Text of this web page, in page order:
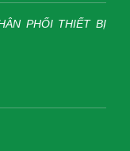
PHỐI THIẾT BỊ